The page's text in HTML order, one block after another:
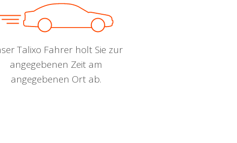
Talixo Fahrer holt Sie zur
angegebenen Zeit am
angegebenen Ort ab.